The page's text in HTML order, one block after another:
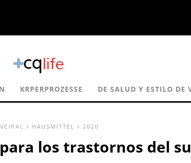
KRPERPROZESSE DE SALUD Y ESTILO DE
/ HAUSMITTEL / 2020
los trastornos del